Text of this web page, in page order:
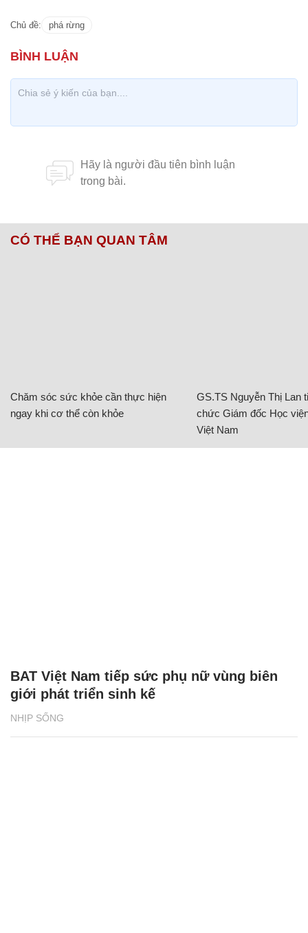
Chủ đề: phá rừng
CÓ THỂ BẠN QUAN TÂM
Chăm sóc sức khỏe cần thực hiện
ngay khi cơ thể còn khỏe
GS.TS Nguyễn Thị Lan
chức Giám đốc Học
Việt Nam
NHỊP SỐNG
BAT Việt Nam tiếp sức phụ nữ vùng biên
giới phát triển sinh kế